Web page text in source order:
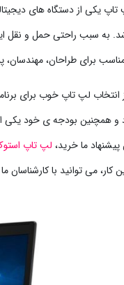
تاپ یکی از دستگاه های
به سبب راحتی حمل و نقل این
برای طراحان، مهندسان،
انتخاب لپ تاپ خوب برای
و همچنین بودجه ی خود یکی
پیشنهاد ما خرید، لپ تاپ
کار، می توانید با کارشناسان